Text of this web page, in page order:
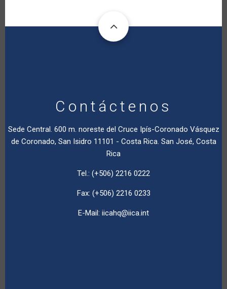
Contáctenos
Sede Central. 600 m. noreste del Cruce Ipís-Coronado Vásquez
de Coronado, San Isidro 11101 - Costa Rica. San José, Costa
Rica
Tel.: (+506) 2216 0222
Fax: (+506) 2216 0233
E-Mail: iicahq@iica.int